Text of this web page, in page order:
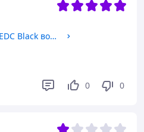
Тактический органайзер EDC Black военный органайзер чёрного цвета для снаряжения, аксессуаров и EDC-набора
0 0